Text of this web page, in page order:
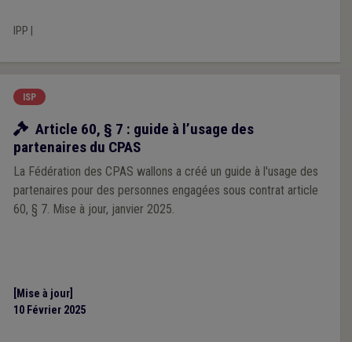
IPP
ISP
Ressources
Article 60, § 7 : guide à l’usage des
partenaires du CPAS
La Fédération des CPAS wallons a créé un guide à l'usage des
partenaires pour des personnes engagées sous contrat article
60, § 7. Mise à jour, janvier 2025.
[Mise à jour]
10 Février 2025